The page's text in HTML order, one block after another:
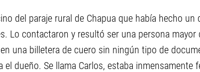
del paraje rural de Chapua que había hecho un
Lo contactaron y resultó ser una persona mayor
una billetera de cuero sin ningún tipo de
el dueño. Se llama Carlos, estaba inmensamente